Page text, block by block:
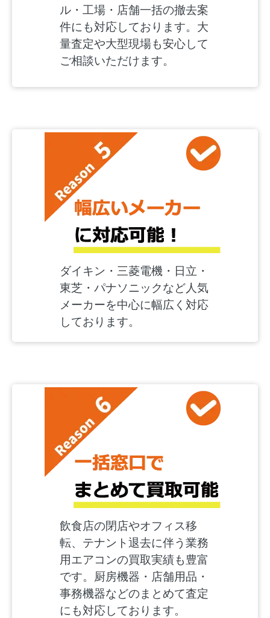
ル・工場・店舗一括の撤去案
件にも対応しております。大
量査定や大型現場も安心して
ご相談いただけます。
ダイキン・三菱電機・日立・
東芝・パナソニックなど人気
メーカーを中心に幅広く対応
しております。
飲食店の閉店やオフィス移
転、テナント退去に伴う業務
用エアコンの買取実績も豊富
です。厨房機器・店舗用品・
事務機器などのまとめて査定
にも対応しております。